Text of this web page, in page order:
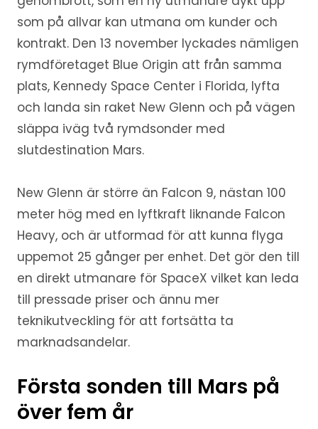
som på allvar kan utmana om kunder och
kontrakt. Den 13 november lyckades nämligen
rymdföretaget Blue Origin att från samma
plats, Kennedy Space Center i Florida, lyfta
och landa sin raket New Glenn och på vägen
släppa iväg två rymdsonder med
slutdestination Mars.
New Glenn är större än Falcon 9, nästan 100
meter hög med en lyftkraft liknande Falcon
Heavy, och är utformad för att kunna flyga
uppemot 25 gånger per enhet. Det gör den till
en direkt utmanare för SpaceX vilket kan leda
till pressade priser och ännu mer
teknikutveckling för att fortsätta ta
marknadsandelar.
Första sonden till Mars på
över fem år